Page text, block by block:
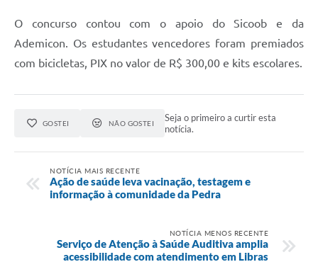
O concurso contou com o apoio do Sicoob e da
Ademicon. Os estudantes vencedores foram premiados
com bicicletas, PIX no valor de R$ 300,00 e kits escolares.
GOSTEI NÃO GOSTEI
Seja o primeiro a curtir esta
notícia.
NOTÍCIA MAIS RECENTE
Ação de saúde leva vacinação, testagem e
informação à comunidade da Pedra
NOTÍCIA MENOS RECENTE
Serviço de Atenção à Saúde Auditiva amplia
acessibilidade com atendimento em Libras